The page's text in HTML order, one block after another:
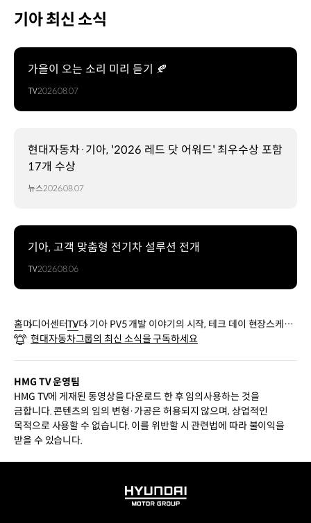
기아 최신 소식
가을이 오는 소리 미리 듣기 🍂
TV2026.08.07
현대자동차·기아, '2026 레드 닷 어워드' 최우수상 포함
17개 수상
뉴스2026.08.07
기아, 고객 맞춤형 전기차 설루션 전개
TV2026.08.06
홈미디어센터TV더 기아 PV5 개발 이야기의 시작, 테크 데이 현장스케치
| 기아
현대자동차그룹의 최신 소식을 구독하세요
HMG TV 운영팀
HMG TV에 게재된 동영상을 다운로드 한 후 임의사용하는 것을
금합니다. 콘텐츠의 임의 변형·가공은 허용되지 않으며, 상업적인
목적으로 사용할 수 없습니다. 이를 위반할 시 관련법에 따라 불이익을
받을 수 있습니다.
HYUNDAI